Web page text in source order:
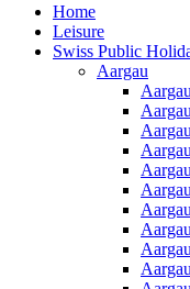
Home
Leisure
Swiss Public
Aargau